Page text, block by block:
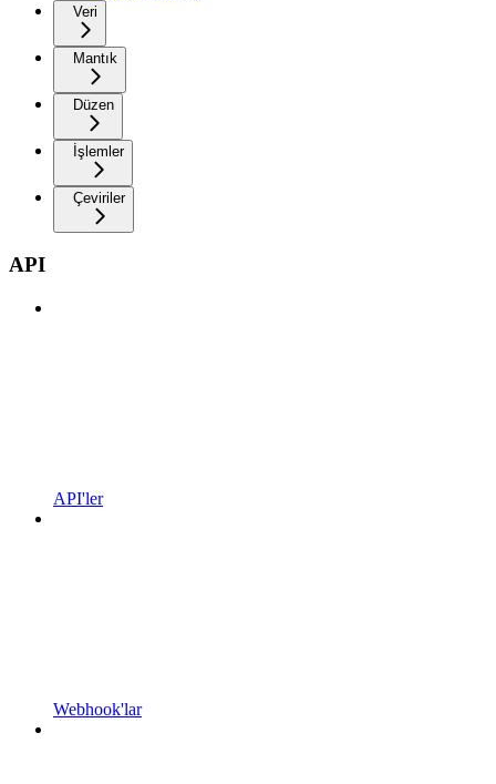
Veri
Mantık
Düzen
İşlemler
Çeviriler
API
API'ler
Webhook'lar